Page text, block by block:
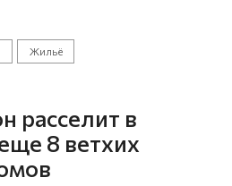
Жильё
расселит в
8 ветхих